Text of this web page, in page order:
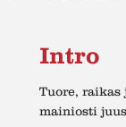
Intro
Tuore, raikas
mainiosti